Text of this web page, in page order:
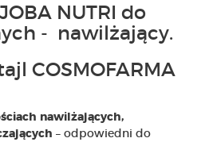
KONTAKT NUTRI do
- nawilżający.
COSMOFARMA
nawilżających,
– odpowiedni do